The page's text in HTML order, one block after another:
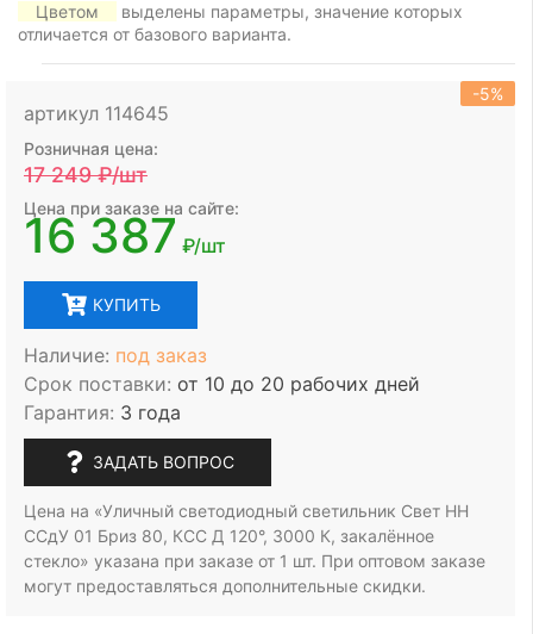
Цветом
выделены параметры, значение которых
отличается от базового варианта.
артикул 114645
-5%
Розничная цена:
17 249₽/шт
Цена при заказе на сайте:
16 387 ₽/шт
КУПИТЬ
Наличие: под заказ
Срок поставки: от 10 до 20 рабочих дней
Гарантия: 3 года
ЗАДАТЬ ВОПРОС
Цена на «Уличный светодиодный светильник Свет НН
ССдУ 01 Бриз 80, КСС Д 120°, 3000 К, закалённое
стекло» указана при заказе от 1 шт. При оптовом заказе
могут предоставляться дополнительные скидки.